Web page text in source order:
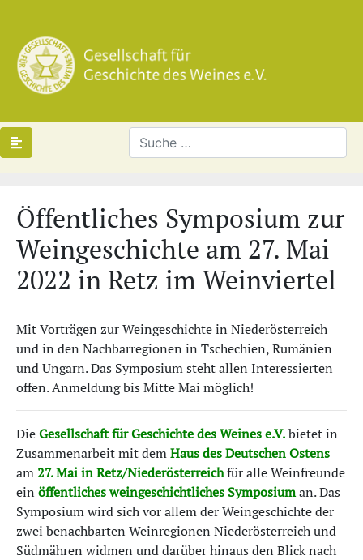
Öffentliches Symposium zur
Weingeschichte am 27. Mai
2022 in Retz im Weinviertel
Mit Vorträgen zur Weingeschichte in Niederösterreich
und in den Nachbarregionen in Tschechien, Rumänien
und Ungarn. Das Symposium steht allen Interessierten
offen. Anmeldung bis Mitte Mai möglich!
DieGesellschaft für Geschichte des Weines e.V.bietet in
Zusammenarbeit mit demHaus des Deutschen Ostens
am27. Mai in Retz/Niederösterreichfür alle Weinfreunde
ein öffentliches weingeschichtliches Symposiuman. Das
Symposium wird sich vor allem der Weingeschichte der
zwei benachbarten Weinregionen Niederösterreich und
Südmähren widmen und darüber hinaus den Blick nach